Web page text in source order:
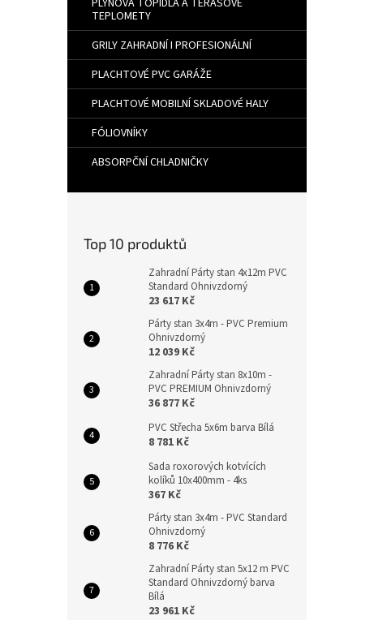
PLYNOVÁ TOPIDLA A TERASOVÉ
TEPLOMETY
GRILY ZAHRADNÍ I PROFESIONÁLNÍ
PLACHTOVÉ PVC GARÁŽE
PLACHTOVÉ MOBILNÍ SKLADOVÉ HALY
FÓLIOVNÍKY
ABSORPČNÍ CHLADNIČKY
Top 10 produktů
Zahradní Párty stan 4x12m PVC
Standard Ohnivzdorný
23 617 Kč
Párty stan 3x4m - PVC Premium
Ohnivzdorný
12 039 Kč
Zahradní Párty stan 8x10m -
PVC PREMIUM Ohnivzdorný
36 877 Kč
PVC Střecha 5x6m barva Bílá
8 781 Kč
Sada roxorových kotvících
kolíků 10x400mm - 4ks
367 Kč
Párty stan 3x4m - PVC Standard
Ohnivzdorný
8 776 Kč
Zahradní Párty stan 5x12 m PVC
Standard Ohnivzdorný barva
Bílá
23 961 Kč